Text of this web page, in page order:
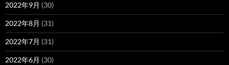
2022年9月 (30)
2022年8月 (31)
2022年7月 (31)
2022年6月 (30)